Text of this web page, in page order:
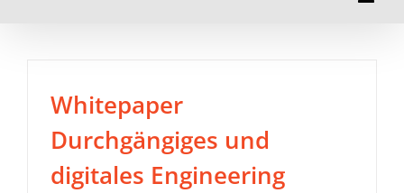
Whitepaper
Durchgängiges und
digitales Engineering